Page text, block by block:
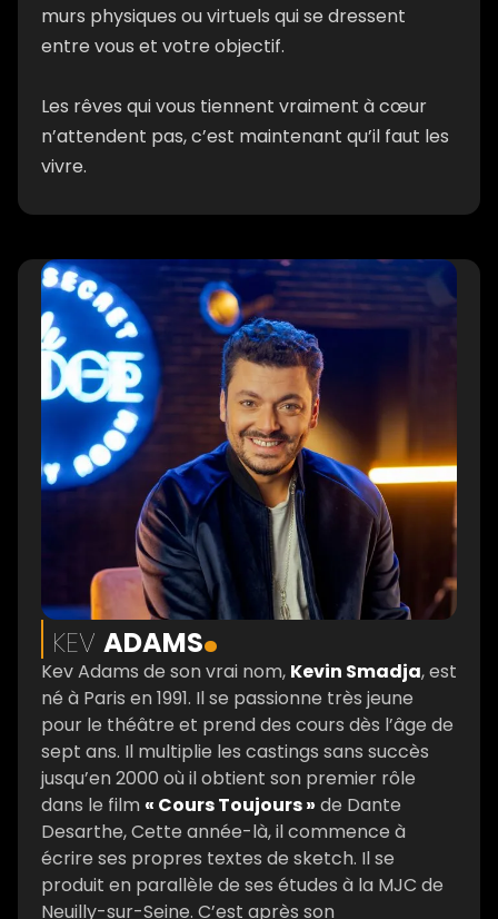
murs physiques ou virtuels qui se dressent
entre vous et votre objectif.
Les rêves qui vous tiennent vraiment à cœur
n’attendent pas, c’est maintenant qu’il faut les
vivre.
KEV ADAMS.
Kev Adams de son vrai nom, Kevin Smadja, est
né à Paris en 1991. Il se passionne très jeune
pour le théâtre et prend des cours dès l’âge de
sept ans. Il multiplie les castings sans succès
jusqu’en 2000 où il obtient son premier rôle
dans le film « Cours Toujours » de Dante
Desarthe, Cette année-là, il commence à
écrire ses propres textes de sketch. Il se
produit en parallèle de ses études à la MJC de
Neuilly-sur-Seine. C’est après son